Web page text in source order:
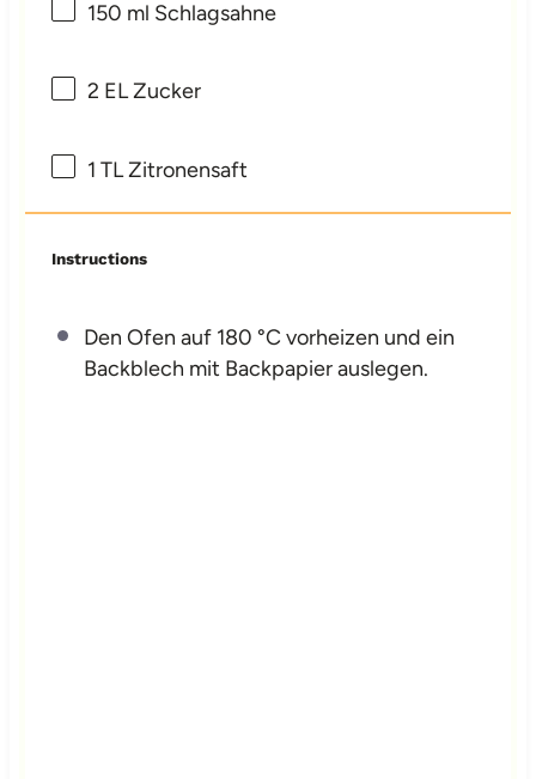
150 ml Schlagsahne
2 EL Zucker
1 TL Zitronensaft
Instructions
Den Ofen auf 180 °C vorheizen und ein
Backblech mit Backpapier auslegen.